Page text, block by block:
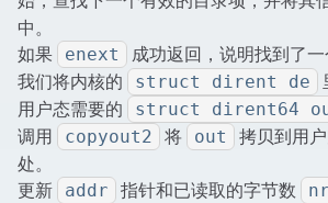
中。
如果
enext
成功返回，说明找到了一
我们将内核的
struct dirent de
用户态需要的
struct dirent64
调用
copyout2 将 out 拷贝到用
处。
更新
addr 指针和已读取的字节数